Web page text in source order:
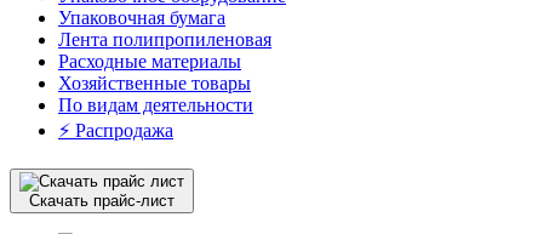
Упаковочная бумага
Лента полипропиленовая
Расходные материалы
Хозяйственные товары
По видам деятельности
⚡️ Распродажа
Скачать прайс-лист